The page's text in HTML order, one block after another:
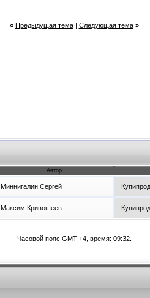
« Предыдущая тема| Следующая тема »
Автор
Миннигалин Сергей
Максим Кривошеев
Часовой пояс GMT +4, время: 09:32.